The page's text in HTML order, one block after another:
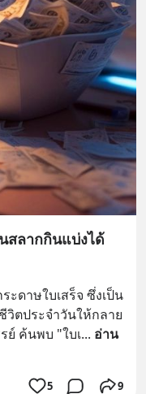
สลากกินแบ่งได้
ะดาษใบเสร็จ ซึ่งเป็น
วิตประจำวันให้กลาย
ย์ ค้นพบ "ใบเ... อ่าน
5 9